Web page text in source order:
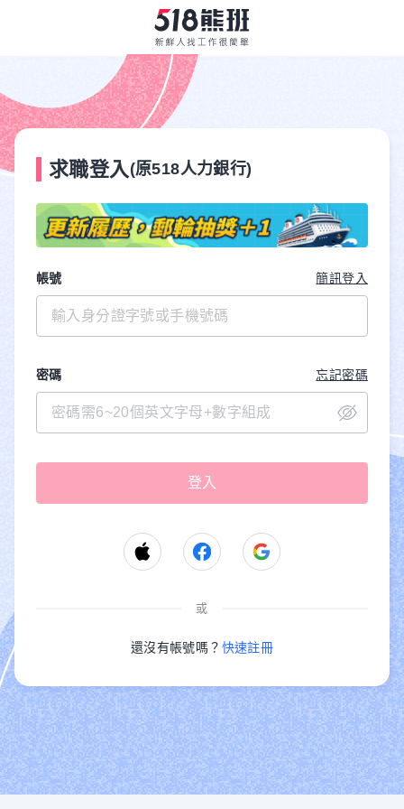
求職登入 (原518人力銀行)
帳號 簡訊登入
密碼 忘記密碼
或
還沒有帳號嗎？ 快速註冊